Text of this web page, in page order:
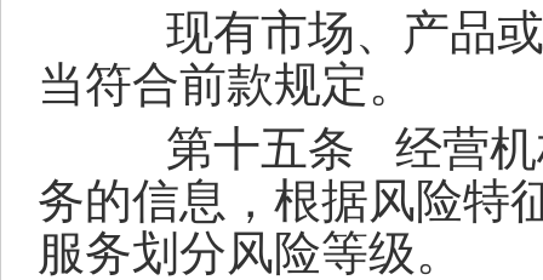
现有市场、产品或
当符合前款规定。
第十五条
经营
务的信息，根据风险特
服务划分风险等级。